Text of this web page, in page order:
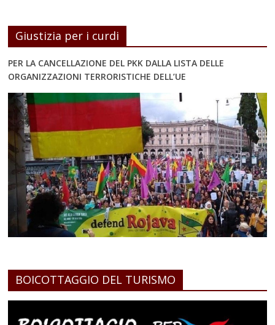
Giustizia per i curdi
PER LA CANCELLAZIONE DEL PKK DALLA LISTA DELLE
ORGANIZZAZIONI TERRORISTICHE DELL’UE
BOICOTTAGGIO DEL TURISMO